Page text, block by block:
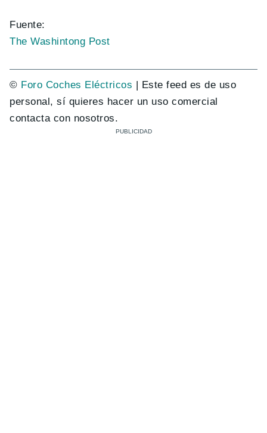
Fuente:
The Washintong Post
© Foro Coches Eléctricos | Este feed es de uso
personal, sí quieres hacer un uso comercial
contacta con nosotros.